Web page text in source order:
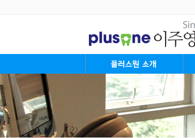
플러스원 Mission&Vision
대표원장 인사말
플러스원 가족들
플러스원 둘러보기
진료안내&오시는길